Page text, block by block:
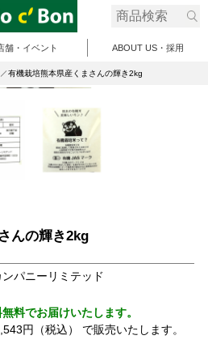
舗・イベント ABOUT US・採用
有機栽培熊本県産くまさんの輝き2kg
んの輝き2kg
パニーリミテッド
料でお届けいたします。
円（税込） で販売いたします。